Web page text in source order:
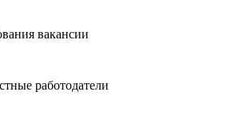
вакансии
работодатели